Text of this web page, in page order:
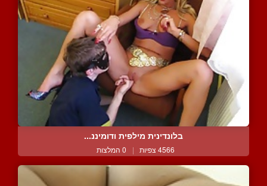
בלונדינית מילפית ודומיננ...
4566 צפיות | 0 המלצות